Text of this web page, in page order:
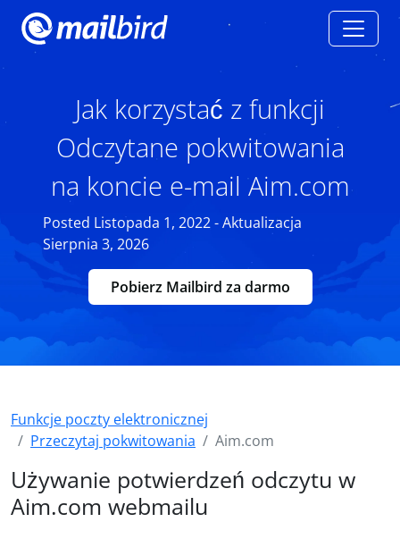
Jak korzystać z funkcji
Odczytane pokwitowania
na koncie e-mail Aim.com
Posted Listopada 1, 2022 - Aktualizacja
Sierpnia 3, 2026
Pobierz Mailbird za darmo
Funkcje poczty elektronicznej
Przeczytaj pokwitowania
Aim.com
Używanie potwierdzeń odczytu w
Aim.com webmailu